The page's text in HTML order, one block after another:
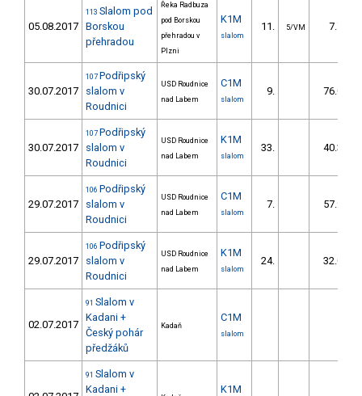
05.08.2017
113 Slalom pod
Borskou
přehradou
Řeka Radbuza
pod Borskou
přehradou v
Plzni
K1M
slalom
11. 5/VM 7.70
30.07.2017
107 Podřipský
slalom v
Roudnici
USD Roudnice
nad Labem
C1M
slalom
9. 76.00
30.07.2017
107 Podřipský
slalom v
Roudnici
USD Roudnice
nad Labem
K1M
slalom
33. 40.30
29.07.2017
106 Podřipský
slalom v
Roudnici
USD Roudnice
nad Labem
C1M
slalom
7. 57.90
29.07.2017
106 Podřipský
slalom v
Roudnici
USD Roudnice
nad Labem
K1M
slalom
24. 32.00
02.07.2017
91 Slalom v
Kadani +
Český pohár
předžáků
Kadaň
C1M
slalom
91 Slalom v
Kadani +
K1M